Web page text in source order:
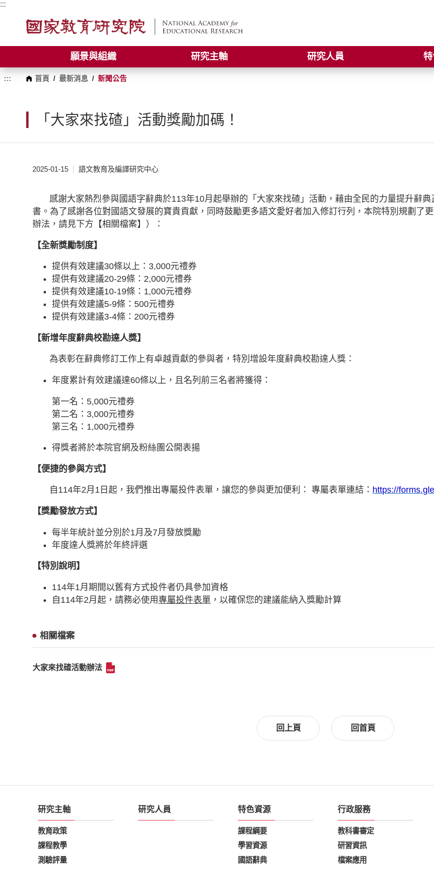
跳
容
:::
願景與組織 研究主軸 研究人員
::: 首頁 / 最新消息 / 新聞公告
「大家來找碴」活動獎勵加碼！
2025-01-15 語文教育及編譯研究中心
感謝大家熱烈參與國語字辭典於113年10月起舉辦的「大家來找碴」活動，藉由全民的力量提升辭典
書。為了感謝各位對國語文發展的寶貴貢獻，同時鼓勵更多語文愛好者加入修訂行列，本院特別規劃了
辦法，請見下方【相關檔案】）：
【全新獎勵制度】
提供有效建議30條以上：3,000元禮券
提供有效建議20-29條：2,000元禮券
提供有效建議10-19條：1,000元禮券
提供有效建議5-9條：500元禮券
提供有效建議3-4條：200元禮券
【新增年度辭典校勘達人獎】
為表彰在辭典修訂工作上有卓越貢獻的參與者，特別增設年度辭典校勘達人獎：
年度累計有效建議達60條以上，且名列前三名者將獲得：
第一名：5,000元禮券
第二名：3,000元禮券
第三名：1,000元禮券
得獎者將於本院官網及粉絲團公開表揚
【便捷的參與方式】
自114年2月1日起，我們推出專屬投件表單，讓您的參與更加便利： 專屬表單連結： https://
【獎勵發放方式】
每半年統計並分別於1月及7月發放獎勵
年度達人獎將於年終評選
【特別說明】
114年1月期間以舊有方式投件者仍具參加資格
自114年2月起，請務必使用專屬投件表單 ，以確保您的建議能納入獎勵計算
相關檔案
大家來找碴活動辦法
回上頁 回首頁
研究主軸
教育政策
課程教學
測驗評量
研究人員 特色資源
課程綱要
學習資源
國語辭典
行政服務
教科書審定
研習資訊
檔案應用